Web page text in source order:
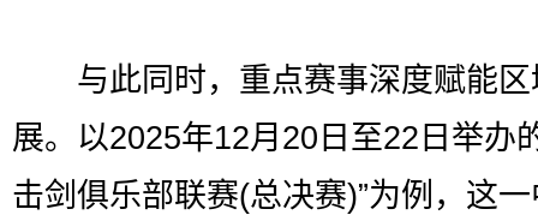
与此同时，重点赛事深度赋能区
展。以2025年12月20日至22日举办
击剑俱乐部联赛(总决赛)”为例，这